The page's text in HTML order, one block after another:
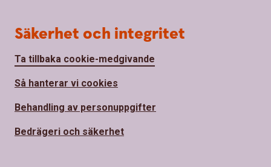
Säkerhet och integritet
Ta tillbaka cookie-medgivande
Så hanterar vi cookies
Behandling av personuppgifter
Bedrägeri och säkerhet